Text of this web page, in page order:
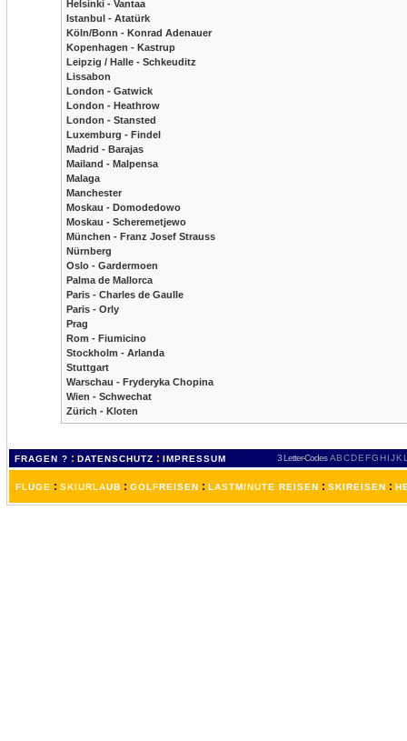
Helsinki - Vantaa
Istanbul - Atatürk
Köln/Bonn - Konrad Adenauer
Kopenhagen - Kastrup
Leipzig / Halle - Schkeuditz
Lissabon
London - Gatwick
London - Heathrow
London - Stansted
Luxemburg - Findel
Madrid - Barajas
Mailand - Malpensa
Malaga
Manchester
Moskau - Domodedowo
Moskau - Scheremetjewo
München - Franz Josef Strauss
Nürnberg
Oslo - Gardermoen
Palma de Mallorca
Paris - Charles de Gaulle
Paris - Orly
Prag
Rom - Fiumicino
Stockholm - Arlanda
Stuttgart
Warschau - Fryderyka Chopina
Wien - Schwechat
Zürich - Kloten
FRAGEN ? : DATENSCHUTZ : IMPRESSUM 3 Letter-Codes ABCDEFGH IJKL
FLÜGE : SKIURLAUB : GOLFREISEN : LASTMINUTE REISEN : SKIREISEN :